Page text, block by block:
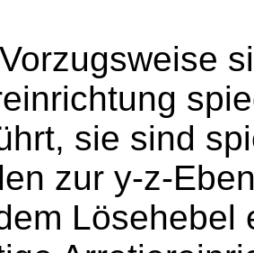
Vorzugsweise
sie sind
zur y-z-
Lösehebel